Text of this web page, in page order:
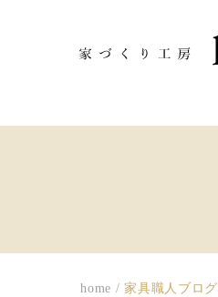
home /家具職人ブログ